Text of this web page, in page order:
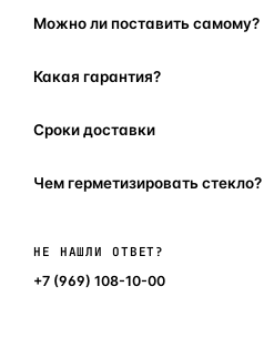
Можно ли поставить самому?
Какая гарантия?
Сроки доставки
Чем герметизировать стекло?
НЕ НАШЛИ ОТВЕТ?
+7 (969) 108-10-00